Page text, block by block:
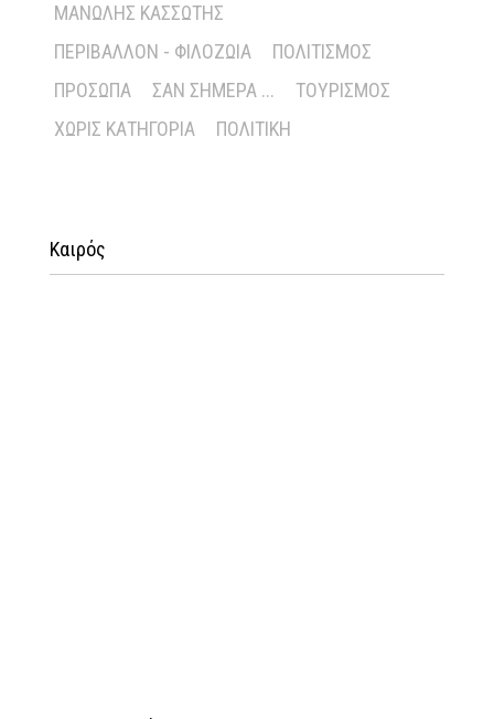
ΜΑΝΏΛΗΣ ΚΑΣΣΏΤΗΣ
ΠΕΡΙΒΆΛΛΟΝ - ΦΙΛΟΖΩΊΑ
ΠΟΛΙΤΙΣΜΌΣ
ΠΡΌΣΩΠΑ
ΣΑΝ ΣΉΜΕΡΑ ...
ΤΟΥΡΙΣΜΌΣ
ΧΩΡΊΣ ΚΑΤΗΓΟΡΊΑ
ΠΟΛΙΤΙΚΉ
Καιρός